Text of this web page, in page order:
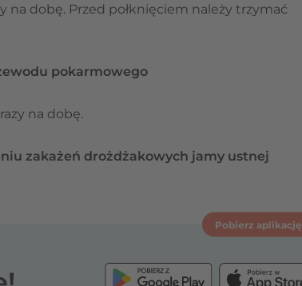
na dobę. Przed połknięciem należy trzymać
pokarmowego
na dobę.
zakażeń drożdżakowych jamy ustnej
Pobierz aplikację